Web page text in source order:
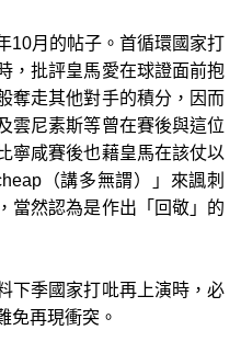
10月的帖子。首循環國家打
，批評皇馬愛在球證面前抱
奪走其他對手的積分，因而
雲尼素斯等曾在賽後與這位
寧咸賽後也藉皇馬在該仗以
（講多無謂）」來諷刺
當然認為是作出「回敬」的
下季國家打吡再上演時，必
免再現衝突。